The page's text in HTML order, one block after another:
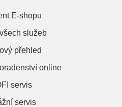
E-shopu
služeb
přehled
online
servis
servis